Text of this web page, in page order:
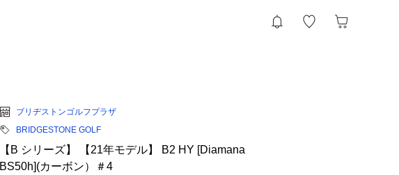
ブリヂストンゴルフプラザ
BRIDGESTONE GOLF
【B シリーズ】 【21年モデル】 B2 HY [Diamana
BS50h](カーボン）＃4